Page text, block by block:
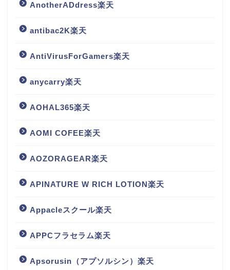
AnotherADdress楽天
antibac2K楽天
AntiVirusForGamers楽天
anycarry楽天
AOHAL365楽天
AOMI COFEE楽天
AOZORAGEAR楽天
APINATURE W RICH LOTION楽天
Appacleスクール楽天
APPCフラセラム楽天
Apsorusin（アプソルシン）楽天